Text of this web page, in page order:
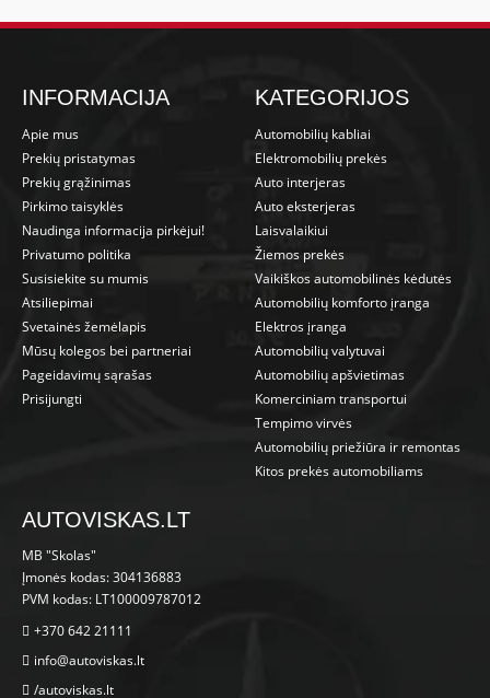
INFORMACIJA
Apie mus
Prekių pristatymas
Prekių grąžinimas
Pirkimo taisyklės
Naudinga informacija pirkėjui!
Privatumo politika
Susisiekite su mumis
Atsiliepimai
Svetainės žemėlapis
Mūsų kolegos bei partneriai
Pageidavimų sąrašas
Prisijungti
KATEGORIJOS
Automobilių kabliai
Elektromobilių prekės
Auto interjeras
Auto eksterjeras
Laisvalaikiui
Žiemos prekės
Vaikiškos automobilinės kėdutės
Automobilių komforto įranga
Elektros įranga
Automobilių valytuvai
Automobilių apšvietimas
Komerciniam transportui
Tempimo virvės
Automobilių priežiūra ir remontas
Kitos prekės automobiliams
AUTOVISKAS.LT
MB "Skolas"
Įmonės kodas: 304136883
PVM kodas: LT100009787012
+370 642 21111
info@autoviskas.lt
/autoviskas.lt